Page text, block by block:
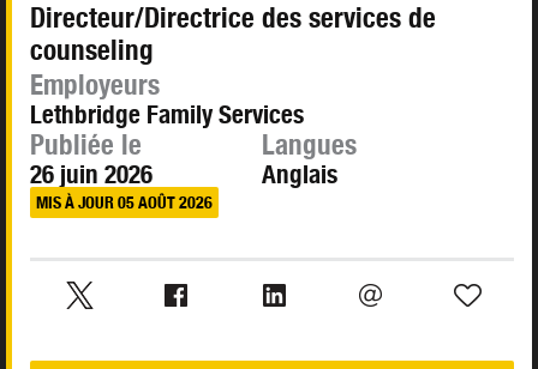
Directeur/Directrice des services de
counseling
Employeurs
Lethbridge Family Services
Publiée le
26 juin 2026
MIS À JOUR 05 AOÛT 2026
Langues
Anglais